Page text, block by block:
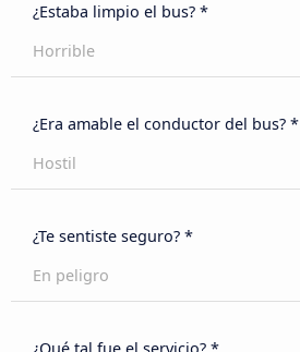
¿Estaba limpio el bus? *
Horrible
¿Era amable el conductor del bus? *
Hostil
¿Te sentiste seguro? *
En peligro